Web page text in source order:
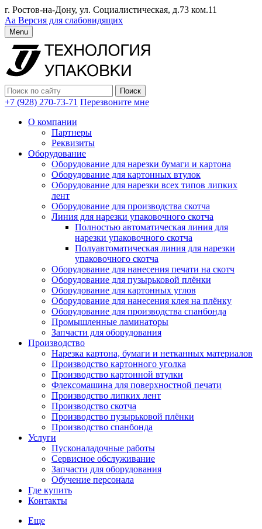
г. Ростов-на-Дону, ул. Социалистическая, д.73 ком.11
Аа Версия для слабовидящих
Menu
+7 (928) 270-73-71 Перезвоните мне
О компании
Партнеры
Реквизиты
Оборудование
Оборудование для нарезки бумаги и картона
Оборудование для картонных втулок
Оборудование для нарезки всех типов липких
лент
Оборудование для производства скотча
Линия для нарезки упаковочного скотча
Полностью автоматическая линия для
нарезки упаковочного скотча
Полуавтоматическая линия для нарезки
упаковочного скотча
Оборудование для нанесения печати на скотч
Оборудование для пузырьковой плёнки
Оборудование для картонных углов
Оборудование для нанесения клея на плёнку
Оборудование для производства спанбонда
Промышленные ламинаторы
Запчасти для оборудования
Производство
Нарезка картона, бумаги и нетканных материалов
Производство картонного уголка
Производство картонной втулки
Флексомашина для поверхностной печати
Производство липких лент
Производство скотча
Производство пузырьковой плёнки
Производство спанбонда
Услуги
Пусконаладочные работы
Сервисное обслуживание
Запчасти для оборудования
Обучение персонала
Где купить
Контакты
Еще